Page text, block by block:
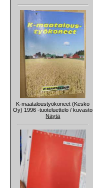
K-maataloustyökoneet (Kesko
Oy) 1996 -tuoteluettelo / kuvasto
Näytä